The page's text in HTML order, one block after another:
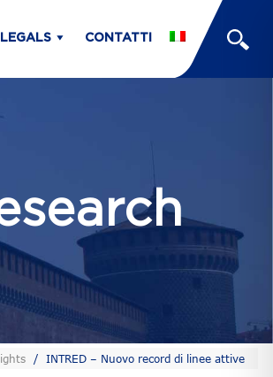
LEGALS CONTATTI
/ INTRED – Nuovo record di linee attive